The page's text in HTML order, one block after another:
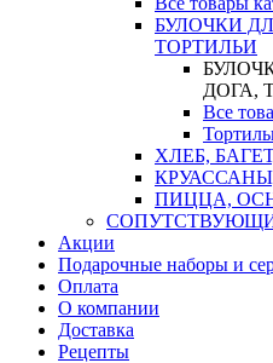
БУЛОЧКИ
ТОРТИЛЬИ
ДОГА,
Все
ХЛЕБ,
ПИЦЦА,
Акции
Подарочные наборы и
Оплата
О компании
Доставка
Рецепты